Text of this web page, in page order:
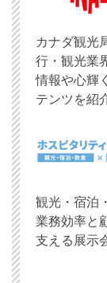
カナダ観光
行・観光業
情報や心輝
テンツを紹
観光・宿泊
業務効率と
支える展示